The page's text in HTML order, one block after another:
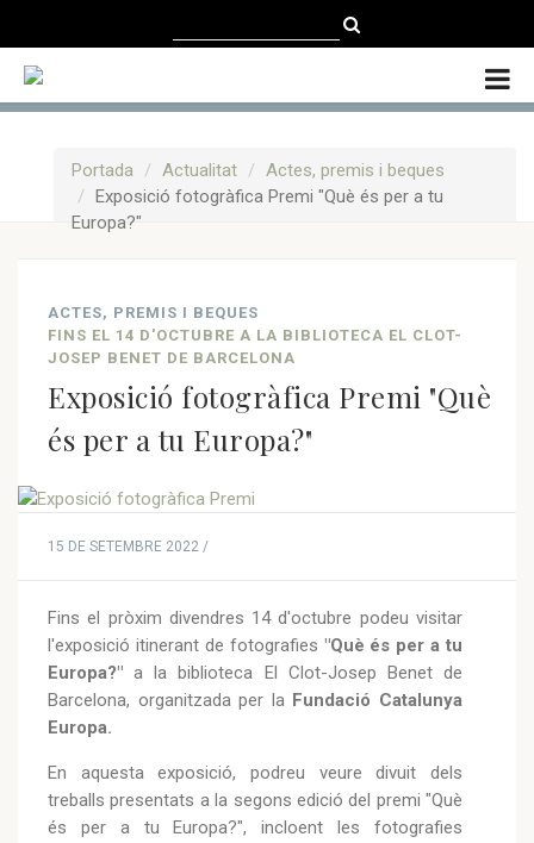
ENGLISH
Portada Actualitat
Actes, premis i beques
Exposició fotogràfica Premi "Què és per a tu
Europa?"
ACTES, PREMIS I BEQUES
FINS EL 14 D'OCTUBRE A LA BIBLIOTECA EL CLOT-
JOSEP BENET DE BARCELONA
Exposició fotogràfica Premi "Què
és per a tu Europa?"
15 DE SETEMBRE 2022 /
Fins el pròxim divendres 14 d'octubre podeu visitar
l'exposició itinerant de fotografies "Què és per a tu
Europa?" a la biblioteca El Clot-Josep Benet de
Barcelona, organitzada per la Fundació Catalunya
Europa.
En aquesta exposició, podreu veure divuit dels
treballs presentats a la segons edició del premi "Què
és per a tu Europa?", incloent les fotografies